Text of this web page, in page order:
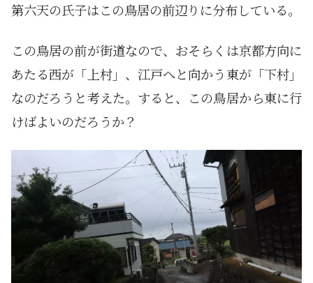
第六天の氏子はこの鳥居の前辺りに分布している。
この鳥居の前が街道なので、おそらくは京都方向に
あたる西が「上村」、江戸へと向かう東が「下村」
なのだろうと考えた。すると、この鳥居から東に行
けばよいのだろうか？